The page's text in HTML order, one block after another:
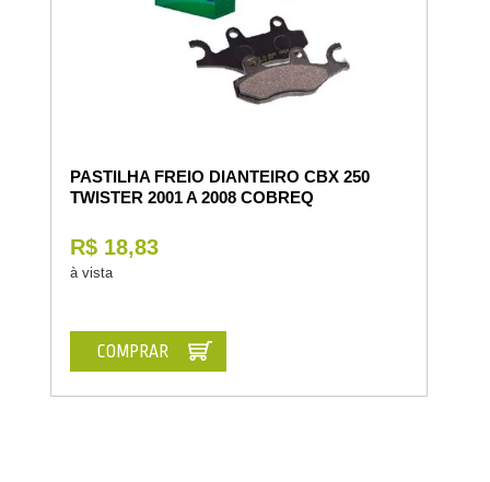
PASTILHA FREIO DIANTEIRO CBX 250
TWISTER 2001 A 2008 COBREQ
R$ 18,83
à vista
COMPRAR